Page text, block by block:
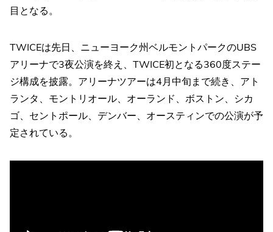
目となる。
TWICEは先日、ニューヨーク州ベルモントパークのUBS
アリーナで3夜公演を終え、TWICE初となる360度ステー
ジ構成を披露。アリーナツアーは4月中旬まで続き、アト
ランタ、モントリオール、オーランド、ボストン、シカ
ゴ、セントポール、デンバー、オースティンでの公演が予
定されている。